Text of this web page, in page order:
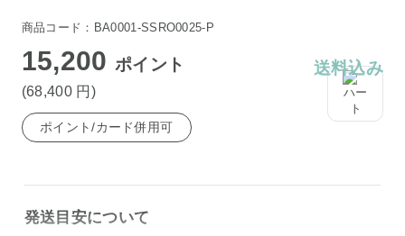
商品コード：BA0001-SSRO0025-P
15,200ポイント
(68,400 円 )
送料込み
ポイント/カード併用可
発送目安について